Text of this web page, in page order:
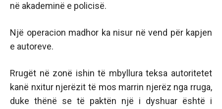
në akademinë e policisë.
Një operacion madhor ka nisur në vend për kapjen
e autoreve.
Rrugët në zonë ishin të mbyllura teksa autoritetet
kanë nxitur njerëzit të mos marrin njerëz nga rruga,
duke thënë se të paktën një i dyshuar është i